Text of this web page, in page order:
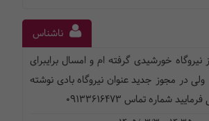
ناشناس
خورشیدی گرفته ام و امسال برایبرای
در مجوز جدید عنوان نیروگاه بادی نوشته
شماره تماس 09133616473